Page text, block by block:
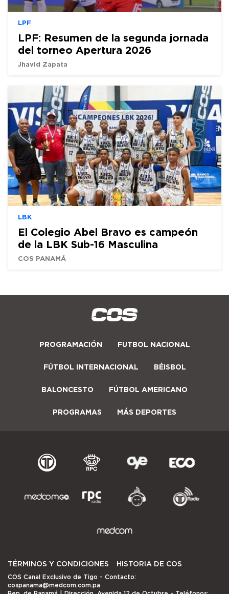
LPF
LPF: Resumen de la segunda jornada
del torneo Apertura 2026
Jhavid Zapata
LBK
El Colegio Abel Bravo es campeón
de la LBK Sub-16 Masculina
COS PANAMÁ
PROGRAMACIÓN FUTBOL NACIONAL
FÚTBOL INTERNACIONAL BÉISBOL
BALONCESTO FÚTBOL AMERICANO
PROGRAMAS MÁS DEPORTES
TÉRMINOS Y CONDICIONES HISTORIA DE COS
COS Canal Exclusivo de Tigo - Contacto:
cospanama@medcom.com.pa